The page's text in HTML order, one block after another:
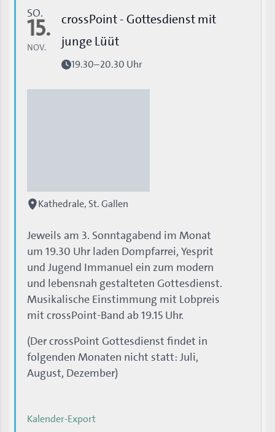
SO.
15.
NOV.
crossPoint - Gottesdienst mit
junge Lüüt
19.30–20.30 Uhr
Kathedrale, St. Gallen
Jeweils am 3. Sonntagabend im Monat
um 19.30 Uhr laden Dompfarrei, Yesprit
und Jugend Immanuel ein zum modern
und lebensnah gestalteten Gottesdienst.
Musikalische Einstimmung mit Lobpreis
mit crossPoint-Band ab 19.15 Uhr.
(Der crossPoint Gottesdienst findet in
folgenden Monaten nicht statt: Juli,
August, Dezember)
Kalender-Export